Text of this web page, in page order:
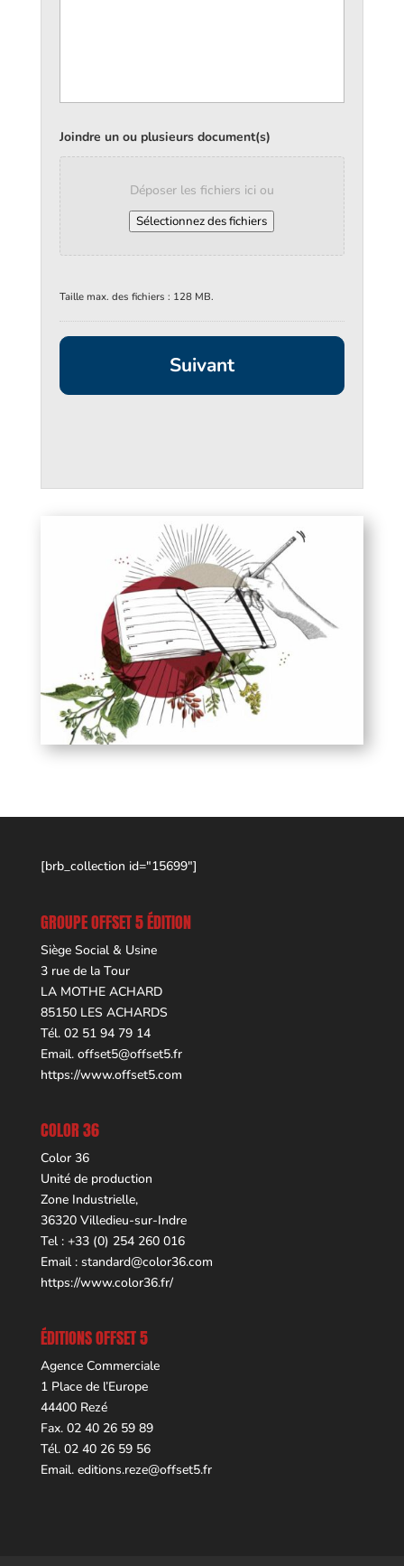
Joindre un ou plusieurs document(s)
Déposer les fichiers ici ou
Sélectionnez des fichiers
Taille max. des fichiers : 128 MB.
[brb_collection id="15699"]
GROUPE OFFSET 5 ÉDITION
Siège Social & Usine
3 rue de la Tour
LA MOTHE ACHARD
85150 LES ACHARDS
Tél. 02 51 94 79 14
Email. offset5@offset5.fr
https://www.offset5.com
COLOR 36
Color 36
Unité de production
Zone Industrielle,
36320 Villedieu-sur-Indre
Tel : +33 (0) 254 260 016
Email : standard@color36.com
https://www.color36.fr/
ÉDITIONS OFFSET 5
Agence Commerciale
1 Place de l’Europe
44400 Rezé
Fax. 02 40 26 59 89
Tél. 02 40 26 59 56
Email. editions.reze@offset5.fr